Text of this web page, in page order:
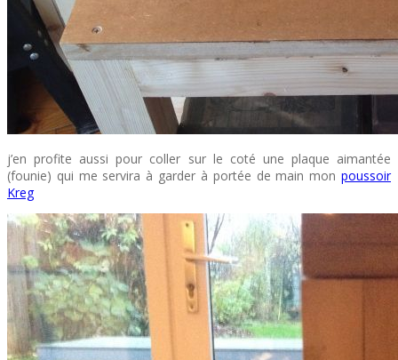
j’en profite aussi pour coller sur le coté une plaque aimantée
(founie) qui me servira à garder à portée de main mon poussoir
Kreg